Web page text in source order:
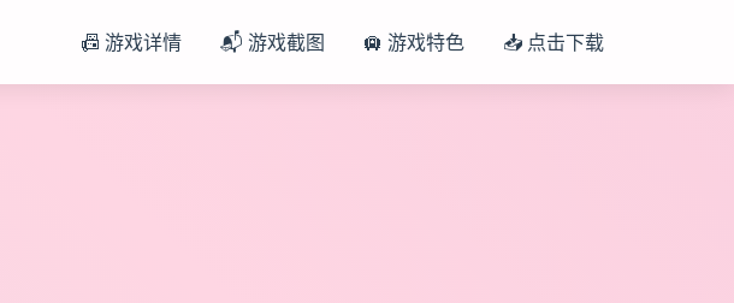
📠 游戏详情 📬 游戏截图 🛄 游戏特色 📥 点击下载